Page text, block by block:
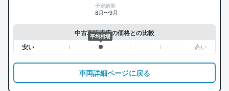
予定納期
8月〜9月
中古車販売店の価格との比較
平均相場
車両詳細ページに戻る